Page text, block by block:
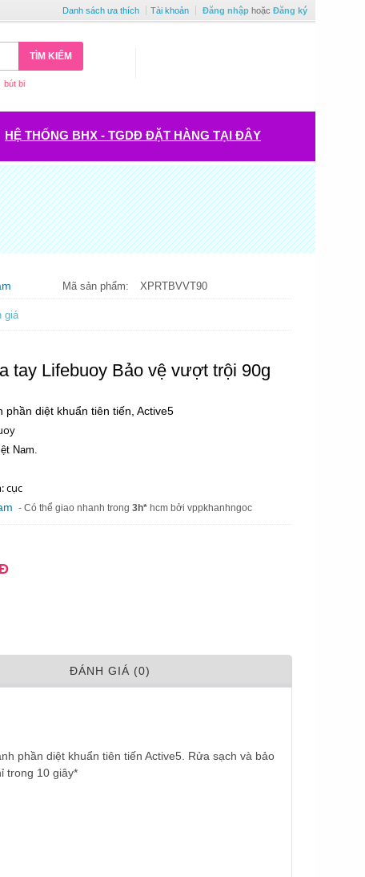
Danh sách ưa thích Tài khoản Đăng nhập hoặc Đăng ký
TÌM KIẾM
bút bi
HỆ THỐNG BHX - TGDĐ ĐẶT HÀNG TẠI ĐÂY
Mã sản phẩm: XPRTBVVT90
giá
tay Lifebuoy Bảo vệ vượt trội 90g
phần diệt khuẩn tiên tiến, Active5
Nam.
cục
- Có thể giao nhanh trong 3h* hcm bởi vppkhanhngoc
ÐÁNH GIÁ (0)
phần diệt khuẩn tiên tiến Active5. Rửa sạch và bảo
trong 10 giây*